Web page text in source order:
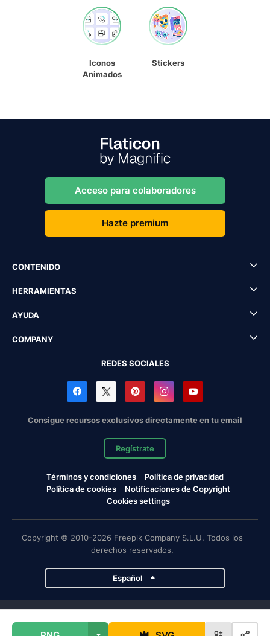
Iconos
Animados
Stickers
Acceso para colaboradores
Hazte premium
CONTENIDO
HERRAMIENTAS
AYUDA
COMPANY
REDES SOCIALES
Consigue recursos exclusivos directamente en tu email
Regístrate
Términos y condiciones
Política de privacidad
Política de cookies
Notificaciones de Copyright
Cookies settings
Copyright © 2010-2026 Freepik Company S.L.U. Todos los
derechos reservados.
Español